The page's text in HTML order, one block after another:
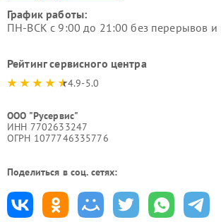
График работы:
ПН-ВСК с 9:00 до 21:00 без перерывов
Рейтинг сервисного центра
4.9-5.0
ООО "Русервис"
ИНН 7702633247
ОГРН 1077746335776
Поделиться в соц. сетях: